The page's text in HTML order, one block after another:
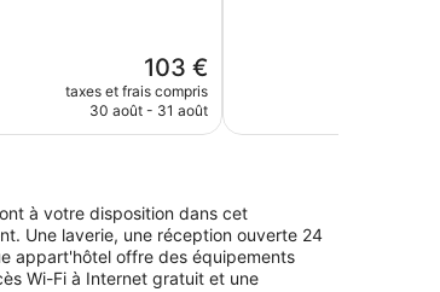
Le
nouveau
prix
103 €
taxes et frais compris
30 août - 31 août
à votre disposition dans cet
Une laverie, une réception ouverte 24
appart'hôtel offre des équipements
Wi-Fi à Internet gratuit et une